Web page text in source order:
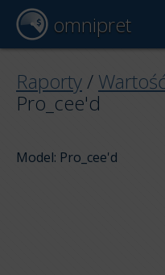
omnipret
Raporty /
Pro_cee'd
Model: Pro_cee'd